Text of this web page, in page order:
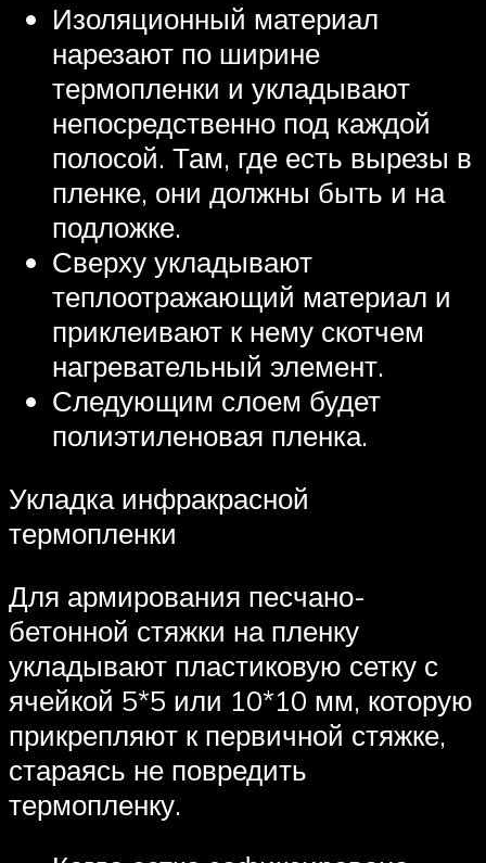
Изоляционный материал
нарезают по ширине
термопленки и укладывают
непосредственно под каждой
полосой. Там, где есть вырезы в
пленке, они должны быть и на
подложке.
Сверху укладывают
теплоотражающий материал и
приклеивают к нему скотчем
нагревательный элемент.
Следующим слоем будет
полиэтиленовая пленка.
Укладка инфракрасной
термопленки
Для армирования песчано-
бетонной стяжки на пленку
укладывают пластиковую сетку с
ячейкой 5*5 или 10*10 мм, которую
прикрепляют к первичной стяжке,
стараясь не повредить
термопленку.